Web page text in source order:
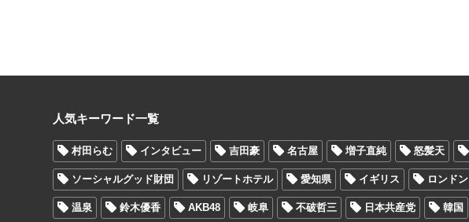
人気キーワード一覧
村田らむ インタビュー 吉田豪 名古屋 増子直純 怒髪天
ソーシャルグッド財団 リゾートホテル 愛知県 イギリス ロンドン
温泉 鈴木優香 AKB48 岐阜 不破哲三 日本共産党 韓国